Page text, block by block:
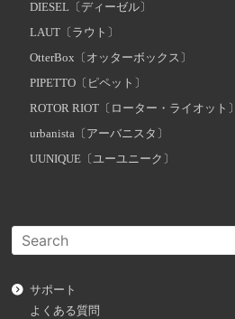
DIESEL〔ディーゼル〕
LAUT〔ラウト〕
OtterBox〔オッターボックス〕
PIPETTO〔ピペット〕
ROTOR RIOT〔ローター・ライオット〕
urbanista〔アーバニスタ〕
UUNIQUE〔ユーユニーク〕
サポート
よくある質問